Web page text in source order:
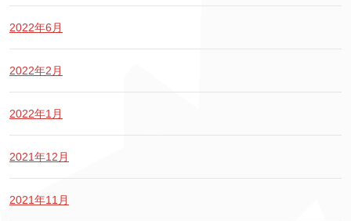
2022年6月
2022年2月
2022年1月
2021年12月
2021年11月